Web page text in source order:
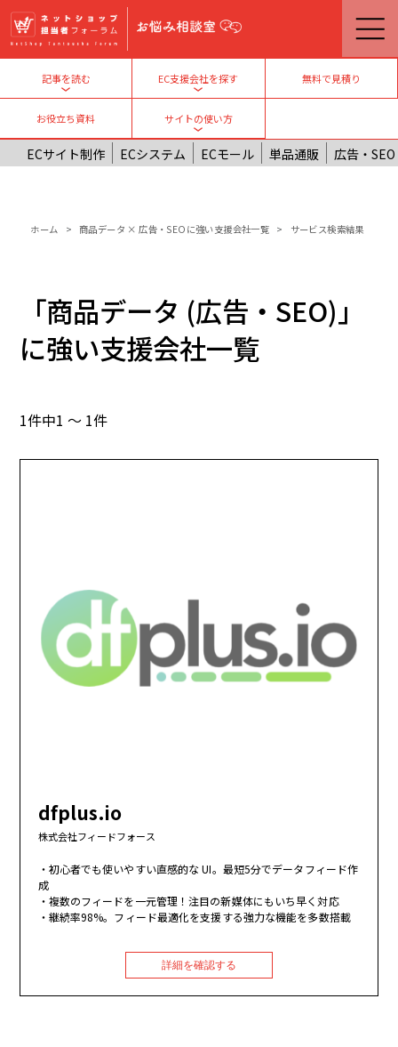
メインコンテンツに移動
記事を読む
Toggle submenu
EC支援会社を探す
Toggle submenu
無料で見積り
お役立ち資料
サイトの使い方
Toggle submenu
ECサイト制作 ECシステム ECモール 単品通販 広告・SEO
パンくず
ホーム 商品データ × 広告・SEOに強い支援会社一覧 サービス検索結果
「商品データ (広告・SEO)」
に強い支援会社一覧
1件中1 ～ 1件
dfplus.io
株式会社フィードフォース
初心者でも使いやすい直感的な UI。最短5分でデータフィード作
成
複数のフィードを一元管理！注目の新媒体にもいち早く対応
継続率98%。フィード最適化を支援する強力な機能を多数搭載
詳細を確認する